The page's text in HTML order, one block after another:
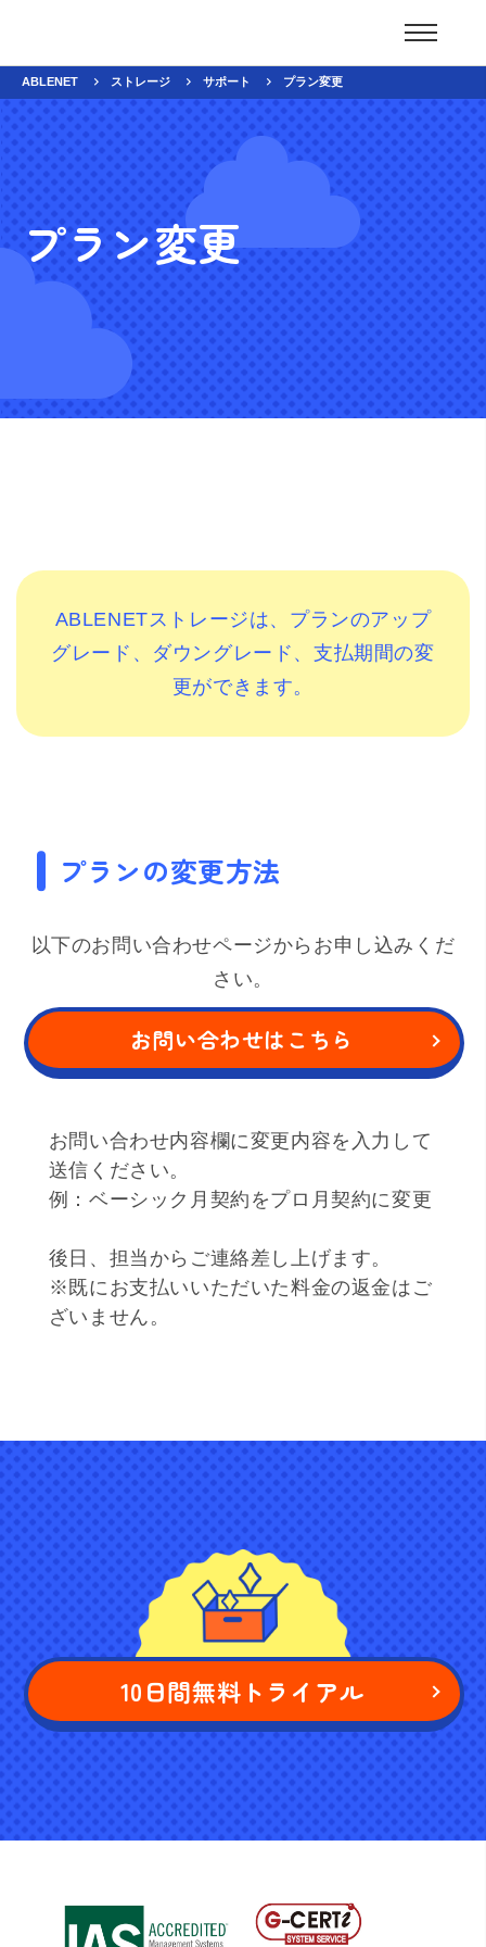
ABLENET ストレージ サポート プラン変更
プラン変更
ABLENETストレージは、プランのアップ
グレード、ダウングレード、支払期間の変
更ができます。
プランの変更方法
以下のお問い合わせページからお申し込みくだ
さい。
お問い合わせはこちら
お問い合わせ内容欄に変更内容を入力して
送信ください。
例：ベーシック月契約をプロ月契約に変更
後日、担当からご連絡差し上げます。
※既にお支払いいただいた料金の返金はご
ざいません。
10日間無料トライアル